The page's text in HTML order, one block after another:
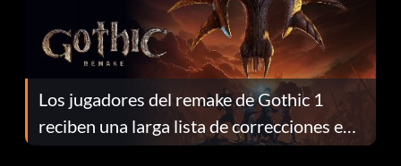
Los jugadores del remake de Gothic 1
reciben una larga lista de correcciones en
el parche 1.0.4